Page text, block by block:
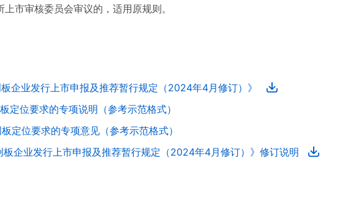
市审核委员会审议的，适用原规则。
板企业发行上市申报及推荐暂行规定（2024年4月修订）》
定位要求的专项说明（参考示范格式）
定位要求的专项意见（参考示范格式）
板企业发行上市申报及推荐暂行规定（2024年4月修订）》修订说明